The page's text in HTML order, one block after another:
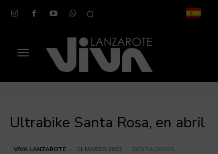
Ultrabike Santa Rosa, en abril
VIVA LANZAROTE 31 MARZO 2023 DESTACADOS